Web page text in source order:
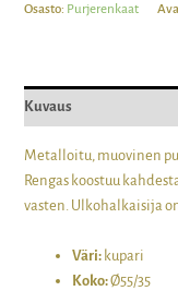
Osasto: Purjerenkaat
Kuvaus
Metalloitu, muovinen
Rengas koostuu
vasten. Ulkohalkaisija
Väri: kupari
Koko:Ø55/35